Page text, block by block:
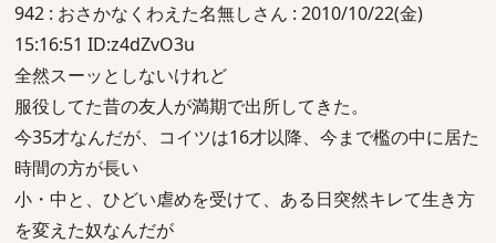
942 : おさかなくわえた名無しさん : 2010/10/22(金)
15:16:51 ID:z4dZvO3u
全然スーッとしないけれど
服役してた昔の友人が満期で出所してきた。
今35才なんだが、コイツは16才以降、今まで檻の中に居た
時間の方が長い
小・中と、ひどい虐めを受けて、ある日突然キレて生き方
を変えた奴なんだが